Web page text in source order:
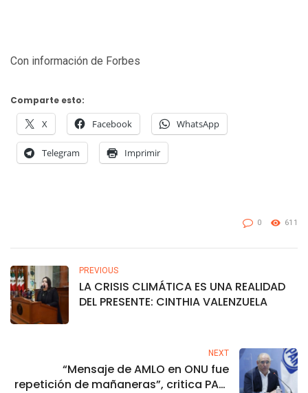
Con información de Forbes
Comparte esto:
X Facebook WhatsApp
Telegram Imprimir
0 611
PREVIOUS
LA CRISIS CLIMÁTICA ES UNA REALIDAD
DEL PRESENTE: CINTHIA VALENZUELA
NEXT
“Mensaje de AMLO en ONU fue
repetición de mañaneras”, critica PAN;